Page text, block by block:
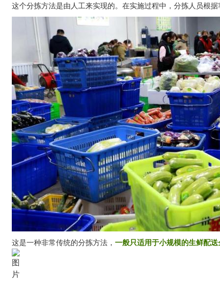
这个分拣方法是由人工来实现的。在实施过程中，分拣人员根
这是一种非常传统的分拣方法， 一般只适用于小规模的生鲜配送